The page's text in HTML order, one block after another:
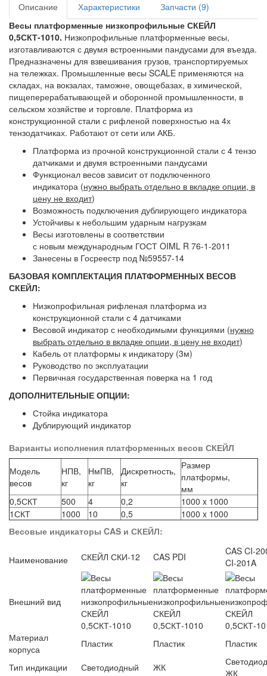
Описание
Характеристики
Запчасти (9)
Весы платформенные низкопрофильные СКЕЙЛ
0,5СКТ-1010. Низкопрофильные платформенные весы,
изготавливаются с двумя встроенными пандусами для въезда.
Предназначены для взвешивания грузов, транспортируемых
на тележках. Промышленные весы SCALE применяются на
складах, на вокзалах, таможне, овощебазах, в химической,
пищеперерабатывающей и оборонной промышленности, в
сельском хозяйстве и торговле. Платформа из
конструкционной стали с рифленой поверхностью на 4х
тензодатчиках. Работают от сети или АКБ.
Платформа из прочной конструкционной стали с 4 тензо
датчиками и двумя встроенными пандусами
Функционал весов зависит от подключенного
индикатора (нужно выбрать отдельно в вкладке опции, в
цену не входит)
Возможность подключения дублирующего индикатора
Устойчивы к небольшим ударным нагрузкам
Весы изготовлены в соответствии
с новым международным ГОСТ OIML R 76-1-2011
Занесены в Госреестр под №59557-14
БАЗОВАЯ КОМПЛЕКТАЦИЯ ПЛАТФОРМЕННЫХ ВЕСОВ
СКЕЙЛ:
Низкопрофильная рифленая платформа из
конструкционной стали с 4 датчиками
Весовой индикатор с необходимыми функциями (нужно
выбрать отдельно в вкладке опции, в цену не входит)
Кабель от платформы к индикатору (3м)
Руководство по эксплуатации
Первичная государственная поверка на 1 год
ДОПОЛНИТЕЛЬНЫЕ ОПЦИИ:
Стойка индикатора
Дублирующий индикатор
Варианты исполнения платформенных весов СКЕЙЛ
Модель
весов
НПВ,
кг
НмПВ,
кг
Дискретность,
кг
Размер
платформы,
мм
0,5СКТ
500 4 0,2
1000 x 1000
1СКТ
1000 10 0,5
1000 x 1000
Весовые индикаторы CAS и СКЕЙЛ:
Наименование СКЕЙЛ СКИ-12 CAS PDI
CAS CI-
CI-201A
Внешний вид
Материал
корпуса
Пластик Пластик
Пластик
Тип индикации
Светодиодный ЖК
ЖК